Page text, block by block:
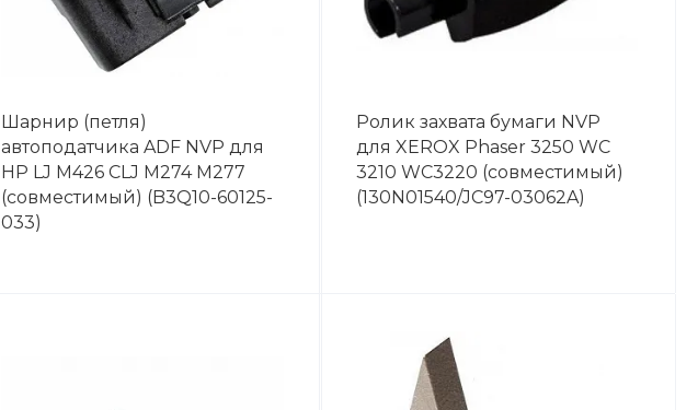
Шарнир (петля)
автоподатчика ADF NVP для
HP LJ M426 CLJ M274 M277
(совместимый) (B3Q10-60125-
033)
Ролик захвата бумаги NVP
для XEROX Phaser 3250 WC
3210 WC3220 (совместимый)
(130N01540/JC97-03062A)